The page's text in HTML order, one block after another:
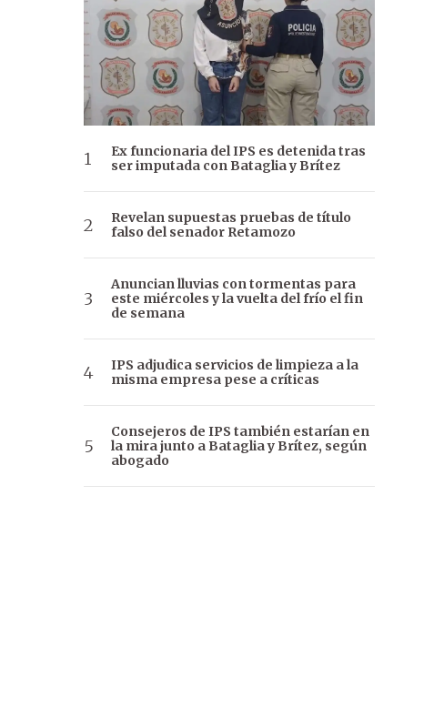
Ex funcionaria del IPS es detenida tras
ser imputada con Bataglia y Brítez
Revelan supuestas pruebas de título
falso del senador Retamozo
Anuncian lluvias con tormentas para
este miércoles y la vuelta del frío el fin
de semana
IPS adjudica servicios de limpieza a la
misma empresa pese a críticas
Consejeros de IPS también estarían en
la mira junto a Bataglia y Brítez, según
abogado